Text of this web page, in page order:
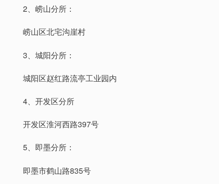
2、崂山分所：
崂山区北宅沟崖村
3、城阳分所：
城阳区赵红路流亭工业园内
4、开发区分所
开发区淮河西路397号
5、即墨分所：
即墨市鹤山路835号